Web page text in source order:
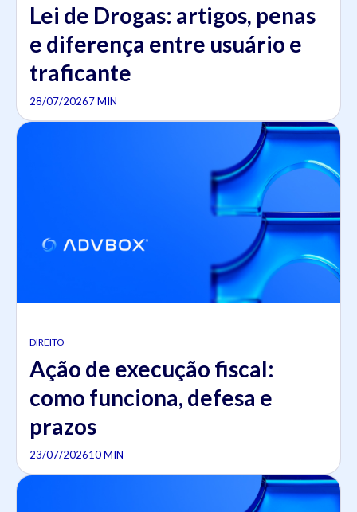
Lei de Drogas: artigos, penas
e diferença entre usuário e
traficante
28/07/20267 MIN
DIREITO
Ação de execução fiscal:
como funciona, defesa e
prazos
23/07/202610 MIN